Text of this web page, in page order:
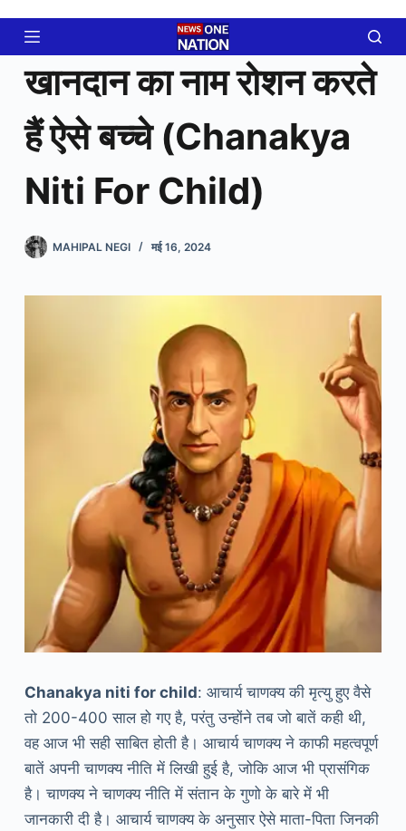
खानदान का नाम रोशन करते
हैं ऐसे बच्चे (Chanakya
Niti For Child)
MAHIPAL NEGI मई 16, 2024
Chanakya niti for child: आचार्य चाणक्य की मृत्यु हुए वैसे
तो 200-400 साल हो गए है, परंतु उन्होंने तब जो बातें कही थी,
वह आज भी सही साबित होती है। आचार्य चाणक्य ने काफी महत्वपूर्ण
बातें अपनी चाणक्य नीति में लिखी हुई है, जोकि आज भी प्रासंगिक
है। चाणक्य ने चाणक्य नीति में संतान के गुणो के बारे में भी
जानकारी दी है। आचार्य चाणक्य के अनुसार ऐसे माता-पिता जिनकी